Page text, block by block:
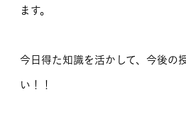
ます。
今日得た知識を活かして、今後の
い！！